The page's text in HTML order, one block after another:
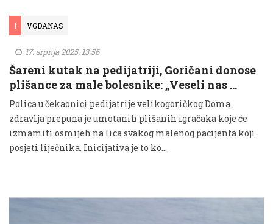
I VGDANAS
17. srpnja 2025. 13:56
Šareni kutak na pedijatriji, Goričani donose
plišance za male bolesnike: „Veseli nas …
Polica u čekaonici pedijatrije velikogoričkog Doma
zdravlja prepuna je umotanih plišanih igračaka koje će
izmamiti osmijeh na lica svakog malenog pacijenta koji
posjeti liječnika. Inicijativa je to ko...